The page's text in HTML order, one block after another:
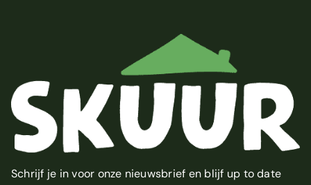
Schrijf je in voor onze nieuwsbrief en blijf up to date